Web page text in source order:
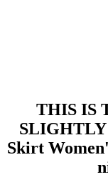
THIS IS
Skirt